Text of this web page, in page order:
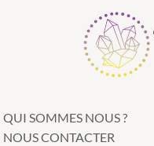
QUI SOMMES NOUS ?
NOUS CONTACTER